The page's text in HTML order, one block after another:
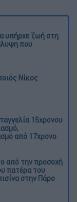
υπήρχε ζωή στη
που
Νίκος
15χρονου
από 17χρονο
από την προσοχή
πατέρα του
στην Πάρο